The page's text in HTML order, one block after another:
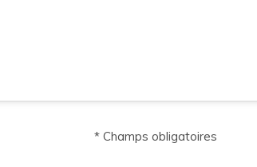
* Champs obligatoires